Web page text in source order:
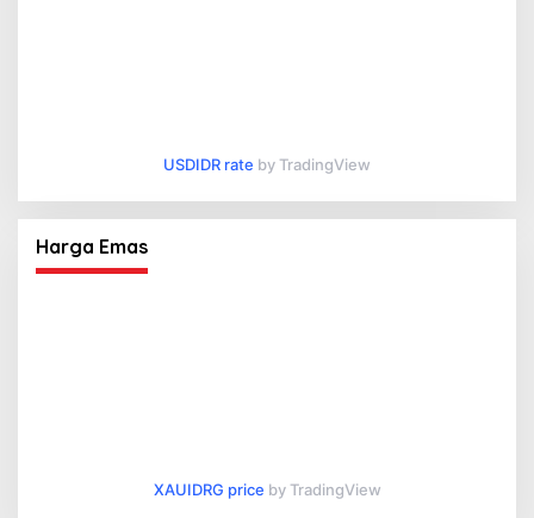
USDIDR rate by TradingView
Harga Emas
XAUIDRG price by TradingView